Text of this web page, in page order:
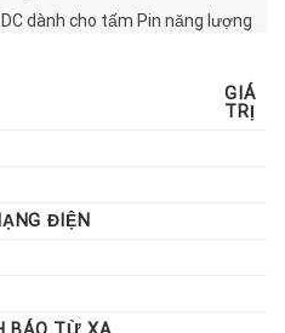
dành cho tấm Pin năng lượng
mặt trời , khác với các CB
GIÁ
TRỊ
ĐIỆN